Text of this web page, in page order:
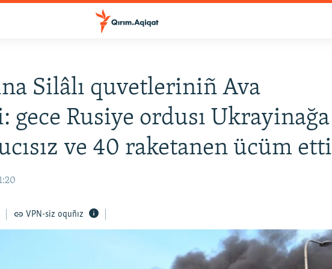
Silâlı quvetleriniñ Ava
gece Rusiye ordusı Ukrayinağa
ve 40 raketanen ücüm etti
VPN-siz oquñız